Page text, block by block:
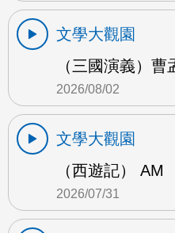
文學大觀園
（三國演義）
2026/08/02
文學大觀園
（西遊記） AM
2026/07/31